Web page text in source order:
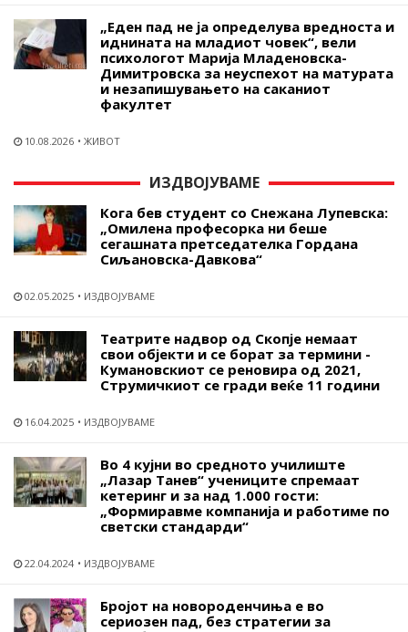
„Еден пад не ја определува вредноста и
иднината на младиот човек“, вели
психологот Марија Младеновска-
Димитровска за неуспехот на матурата
и незапишувањето на саканиот
факултет
10.08.2026 ЖИВОТ
ИЗДВОЈУВАМЕ
Кога бев студент со Снежана Лупевска:
„Омилена професорка ни беше
сегашната претседателка Гордана
Сиљановска-Давкова“
02.05.2025 ИЗДВОЈУВАМЕ
Театрите надвор од Скопје немаат
свои објекти и се борат за термини -
Кумановскиот се реновира од 2021,
Струмичкиот се гради веќе 11 години
16.04.2025 ИЗДВОЈУВАМЕ
Во 4 кујни во средното училиште
„Лазар Танев“ учениците спремаат
кетеринг и за над 1.000 гости:
„Формиравме компанија и работиме по
светски стандарди“
22.04.2024 ИЗДВОЈУВАМЕ
Бројот на новороденчиња е во
сериозен пад, без стратегии за